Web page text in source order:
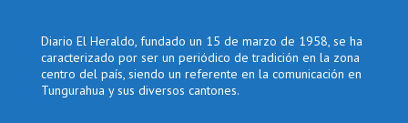
Diario El Heraldo, fundado un 15 de marzo de 1958, se ha
caracterizado por ser un periódico de tradición en la zona
centro del país, siendo un referente en la comunicación en
Tungurahua y sus diversos cantones.